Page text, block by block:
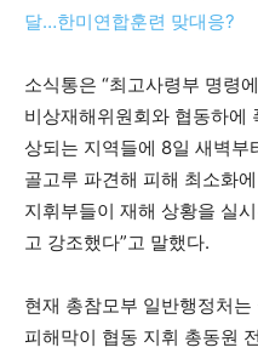
달…한미연합훈련 맞대응?
소식통은 “최고사령부 명령
비상재해위원회와 협동하에
상되는 지역들에 8일 새벽부
골고루 파견해 피해 최소화
지휘부들이 재해 상황을 실
고 강조했다”고 말했다.
현재 총참모부 일반행정처
피해막이 협동 지휘 총동원